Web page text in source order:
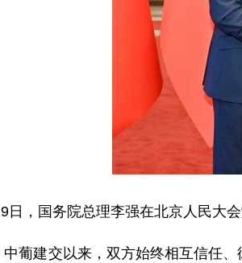
日，国务院总理李强在北京人民大
中葡建交以来，双方始终相互信任